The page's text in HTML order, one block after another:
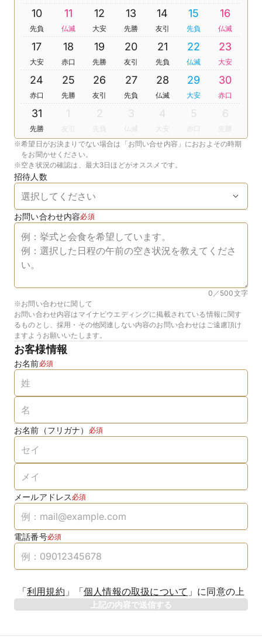
10
先負
11
仏滅
12
大安
13
先勝
14
友引
15
先負
16
仏滅
17
大安
18
赤口
19
先勝
20
友引
21
先負
22
仏滅
23
大安
24
赤口
25
先勝
26
友引
27
先負
28
仏滅
29
大安
30
赤口
31
先勝
1
友引
2
先負
3
仏滅
4
大安
5 6
※希望日がお決まりでない場合は「お問い合せ内容」におおよその時期
をお聞かせください。
※空き状況の確認は、最大3日ほどがオススメです。
招待人数
お問い合わせ内容必須
0／500文字
※お問い合わせに関して
お問い合わせ内容はマイナビウエディングに掲載されている情報に関す
るものとし、採用・その他関連しない内容のお問い合わせはご遠慮頂け
ますようお願いいたします。
お客様情報
お名前必須
お名前（フリガナ） 必須
メールアドレス 必須
電話番号必須
「利用規約 」 「個人情報の取扱について 」 に同意の上
上記の内容で送信する